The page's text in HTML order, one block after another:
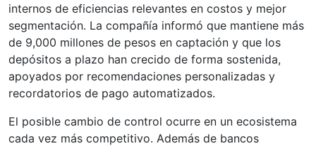
internos de eficiencias relevantes en costos y mejor
segmentación. La compañía informó que mantiene más
de 9,000 millones de pesos en captación y que los
depósitos a plazo han crecido de forma sostenida,
apoyados por recomendaciones personalizadas y
recordatorios de pago automatizados.
El posible cambio de control ocurre en un ecosistema
cada vez más competitivo. Además de bancos